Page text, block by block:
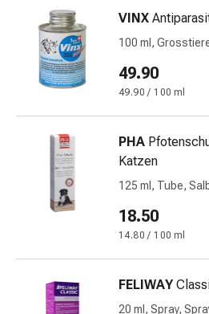
Medizinische
Hautpflege
Ekzeme
Warzen
Nagel-
Fusspilz
Narbenbehandlung
Trockene
Haut
VINX
100 ml,
49.90
49.90 / 100 ml
PHA
Katzen
125 ml, Tube,
18.50
14.80 / 100 ml
FELIWAY
20 ml, Spray,